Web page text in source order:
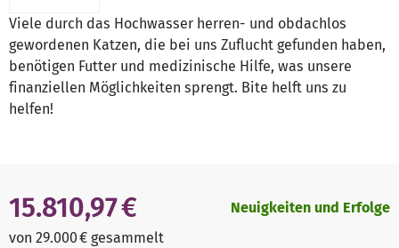
Viele durch das Hochwasser herren- und obdachlos
gewordenen Katzen, die bei uns Zuflucht gefunden haben,
benötigen Futter und medizinische Hilfe, was unsere
finanziellen Möglichkeiten sprengt. Bite helft uns zu
helfen!
15.810,97 €
von 29.000 € gesammelt
Neuigkeiten und Erfolge